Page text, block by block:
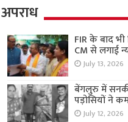
अपराध
FIR के बाद भी
CM से लगाई
July 13, 2026
बेंगलुरु में
पड़ोसियों ने
July 12, 2026